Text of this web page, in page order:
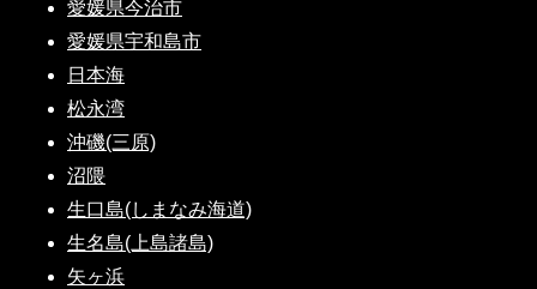
愛媛県今治市
愛媛県宇和島市
日本海
松永湾
沖磯(三原)
沼隈
生口島(しまなみ海道)
生名島(上島諸島)
矢ヶ浜